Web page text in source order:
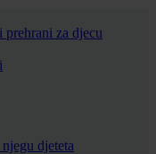
za djecu
djeteta